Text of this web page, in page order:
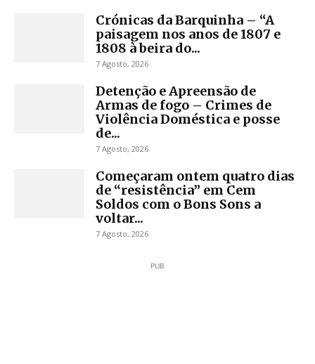
Crónicas da Barquinha – “A
paisagem nos anos de 1807 e
1808 à beira do...
7 Agosto, 2026
Detenção e Apreensão de
Armas de fogo – Crimes de
Violência Doméstica e posse
de...
7 Agosto, 2026
Começaram ontem quatro dias
de “resistência” em Cem
Soldos com o Bons Sons a
voltar...
7 Agosto, 2026
PUB